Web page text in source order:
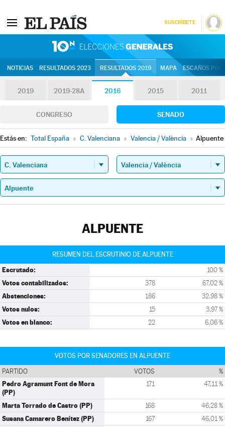
SUSCRÍBETE
NOTICIAS RESULTADOS 2023 RESULTADOS 2019 MAPA ESCAÑOS
2019 2019-28A 2016 2015 2011
CONGRESO SENADO
Estás en: Total España » C. Valenciana » Valencia / València » Alpuente
ALPUENTE
RESUMEN DEL ESCRUTINIO DE ALPUENTE
Escrutado: 100 %
Votos contabilizados: 378 67,02 %
Abstenciones: 186 32,98 %
Votos nulos: 15 3,97 %
Votos en blanco: 22 6,06 %
VOTOS POR SENADORES EN ALPUENTE
PARTIDO VOTOS %
Pedro Agramunt Font de Mora
(PP)
171 47,11 %
Marta Torrado de Castro (PP) 168 46,28 %
Susana Camarero Benítez (PP) 167 46,01 %